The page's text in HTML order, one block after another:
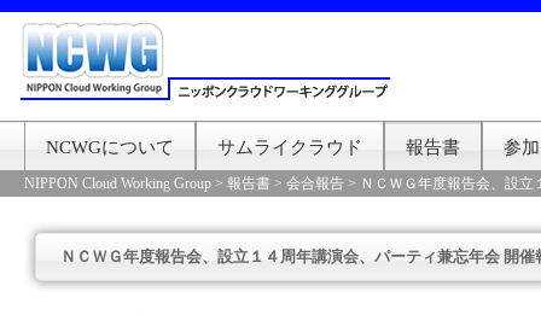
NCWGについて サムライクラウド 報告書 参
NIPPON Cloud Working Group > 報告書 > 会合報告 > ＮＣＷＧ年度報告会、設
ＮＣＷＧ年度報告会、設立１４周年講演会、パーティ兼忘年会 開催